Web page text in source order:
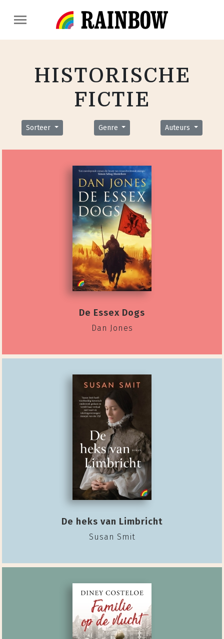
HISTORISCHE
FICTIE
Sorteer Genre Auteurs
De Essex Dogs
Dan Jones
De heks van Limbricht
Susan Smit